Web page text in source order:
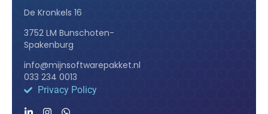
De Kronkels 16
3752 LM Bunschoten-
Spakenburg
info@mijnsoftwarepakket.nl
033 234 0013
Privacy Policy